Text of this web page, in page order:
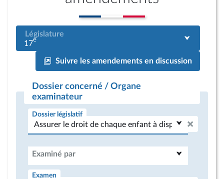
Législature
17e
Suivre les amendements en discussion
Dossier concerné / Organe
examinateur
Dossier législatif
Examiné par
Examen